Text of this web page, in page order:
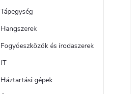
Tápegység
Hangszerek
Fogyóeszközök és irodaszerek
IT
Háztartási gépek